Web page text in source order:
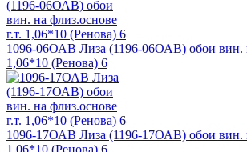
1096-06ОАВ Лиза (1196-06ОАВ) обои вин.
1,06*10 (Ренова) 6
1096-17ОАВ Лиза (1196-17ОАВ) обои вин.
1,06*10 (Ренова) 6